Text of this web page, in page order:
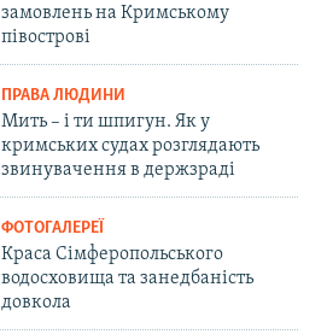
замовлень на Кримському
півострові
ПРАВА ЛЮДИНИ
Мить – і ти шпигун. Як у
кримських судах розглядають
звинувачення в держзраді
ФОТОГАЛЕРЕЇ
Краса Сімферопольського
водосховища та занедбаність
довкола